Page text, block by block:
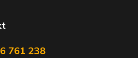
761 238